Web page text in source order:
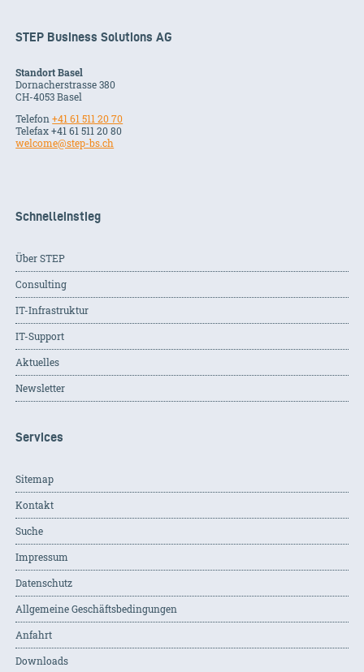
STEP Business Solutions AG
Standort Basel
Dornacherstrasse 380
CH-4053Basel
Telefon+41 61 511 20 70
Telefax +41 61 511 20 80
welcome@step-bs.ch
Schnelleinstieg
Über STEP
Consulting
IT-Infrastruktur
IT-Support
Aktuelles
Newsletter
Services
Sitemap
Kontakt
Suche
Impressum
Datenschutz
Allgemeine Geschäftsbedingungen
Anfahrt
Downloads